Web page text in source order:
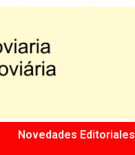
Novedades Editoriales